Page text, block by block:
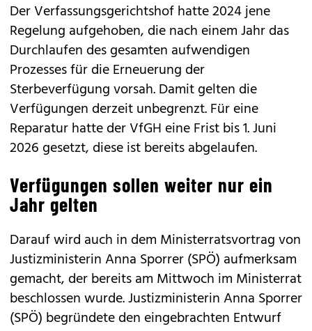
Der Verfassungsgerichtshof hatte 2024 jene
Regelung aufgehoben, die nach einem Jahr das
Durchlaufen des gesamten aufwendigen
Prozesses für die Erneuerung der
Sterbeverfügung vorsah. Damit gelten die
Verfügungen derzeit unbegrenzt. Für eine
Reparatur hatte der VfGH eine Frist bis 1. Juni
2026 gesetzt, diese ist bereits abgelaufen.
Verfügungen sollen weiter nur ein
Jahr gelten
Darauf wird auch in dem Ministerratsvortrag von
Justizministerin Anna Sporrer (SPÖ) aufmerksam
gemacht, der bereits am Mittwoch im Ministerrat
beschlossen wurde. Justizministerin Anna Sporrer
(SPÖ) begründete den eingebrachten Entwurf